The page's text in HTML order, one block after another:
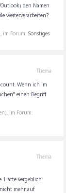
den Namen
weiterverarbeiten?
im Forum: Sonstiges
Thema
Wenn ich im
einen Begriff
im Forum:
Thema
Hatte vergeblich
mehr auf